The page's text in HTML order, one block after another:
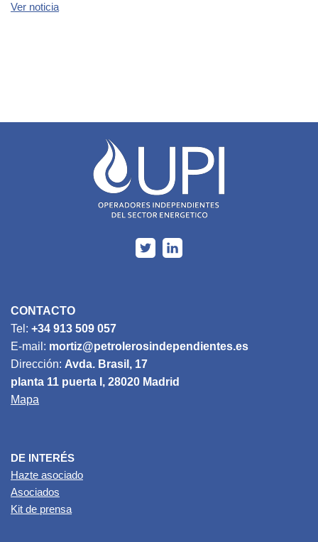
Ver noticia
CONTACTO
Tel: +34 913 509 057
E-mail: mortiz@petrolerosindependientes.es
Dirección: Avda. Brasil, 17
planta 11 puerta I, 28020 Madrid
Mapa
DE INTERÉS
Hazte asociado
Asociados
Kit de prensa